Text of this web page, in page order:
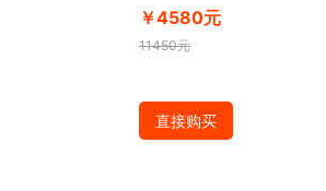
￥4580元
11450元
直接购买